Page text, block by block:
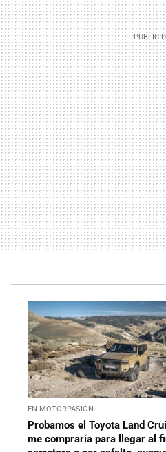
EN MOTORPASIÓN
Probamos el Toyota Land
me compraría para llegar al